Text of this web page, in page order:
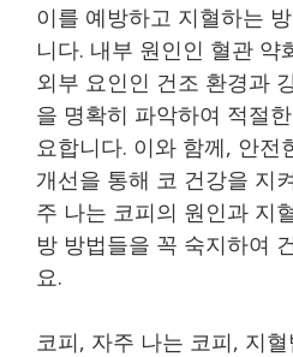
이를 예방하고 지혈하는
니다. 내부 원인인 혈관 약
외부 요인인 건조 환경과
을 명확히 파악하여 적절
요합니다. 이와 함께, 안
개선을 통해 코 건강을 지
주 나는 코피의 원인과 지
방 방법들을 꼭 숙지하여
요.
코피, 자주 나는 코피, 지